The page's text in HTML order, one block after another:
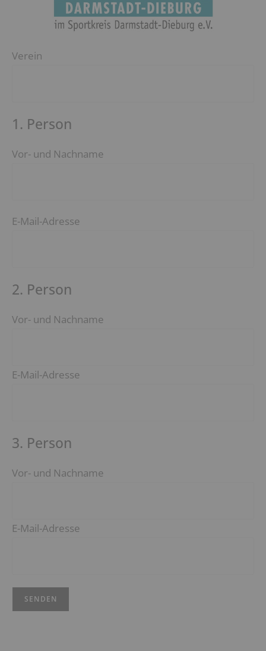
Verein
1. Person
Vor- und Nachname
E-Mail-Adresse
2. Person
Vor- und Nachname
E-Mail-Adresse
3. Person
Vor- und Nachname
E-Mail-Adresse